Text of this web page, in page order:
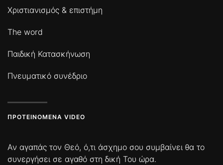
Χριστιανισμός & επιστήμη
The word
Παιδική Κατασκήνωση
Πνευματικό συνέδριο
ΠΡΟΤΕΙΝΌΜΕΝΑ VIDEO
Αν αγαπάς τον Θεό, ό,τι άσχημο σου συμβαίνει θα το
συνεργήσει σε αγαθό στη δική Του ώρα.